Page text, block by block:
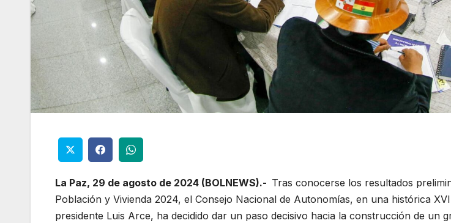
La Paz, 29 de agosto de 2024 (BOLNEWS).- Tras conocerse los resultados
Población y Vivienda 2024, el Consejo Nacional de Autonomías, en una histórica
presidente Luis Arce, ha decidido dar un paso decisivo hacia la construcción de un